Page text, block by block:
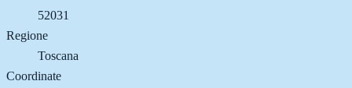
52031
Regione
Toscana
Coordinate